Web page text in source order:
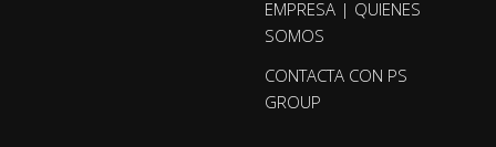
EMPRESA | QUIENES
SOMOS
CONTACTA CON PS
GROUP